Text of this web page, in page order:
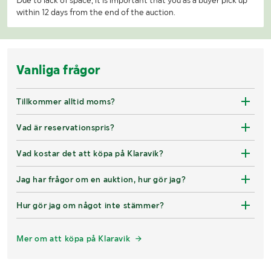
within 12 days from the end of the auction.
Vanliga frågor
Tillkommer alltid moms?
Vad är reservationspris?
Vad kostar det att köpa på Klaravik?
Jag har frågor om en auktion, hur gör jag?
Hur gör jag om något inte stämmer?
Mer om att köpa på Klaravik